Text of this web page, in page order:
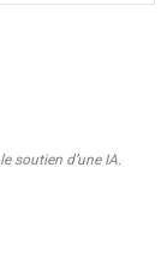
soutien d’une IA.